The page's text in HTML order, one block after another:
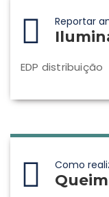
Reportar
EDP distribuição
Como